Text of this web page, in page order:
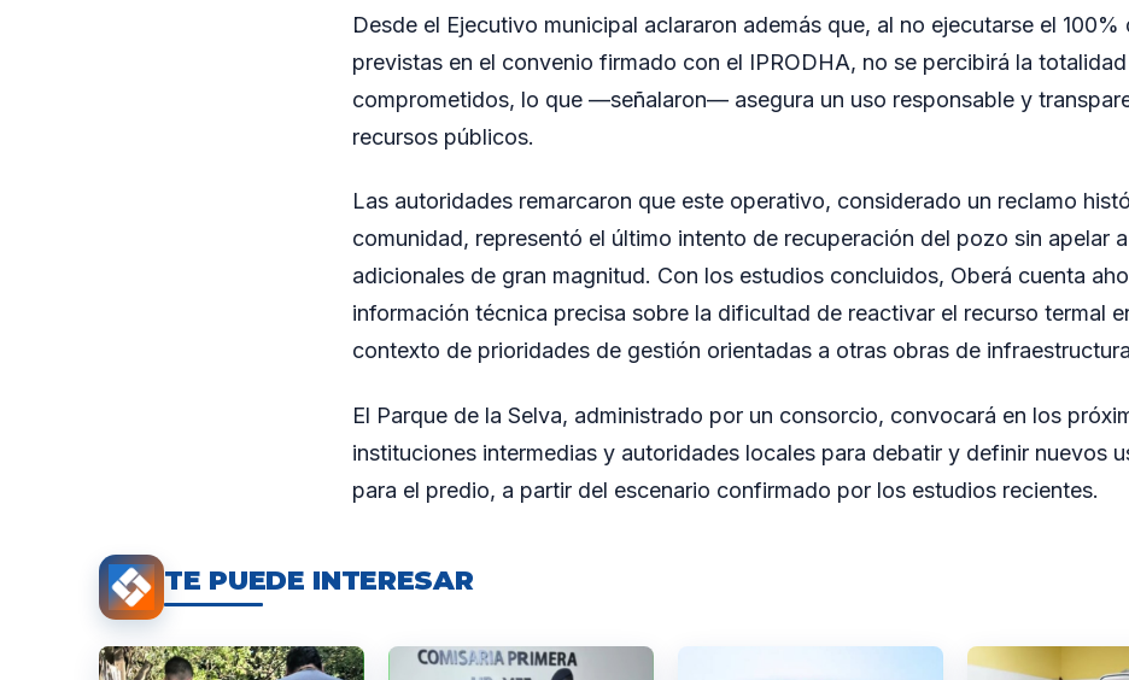
Desde el Ejecutivo municipal aclararon además que, al no ejecutarse el 100%
previstas en el convenio firmado con el IPRODHA, no se percibirá la
comprometidos, lo que —señalaron— asegura un uso responsable y
recursos públicos.
Las autoridades remarcaron que este operativo, considerado un reclamo
comunidad, representó el último intento de recuperación del pozo sin apelar
adicionales de gran magnitud. Con los estudios concluidos, Oberá cuenta
información técnica precisa sobre la dificultad de reactivar el recurso termal
contexto de prioridades de gestión orientadas a otras obras de
El Parque de la Selva, administrado por un consorcio, convocará en los
instituciones intermedias y autoridades locales para debatir y definir nuevos
para el predio, a partir del escenario confirmado por los estudios recientes.
TE PUEDE INTERESAR